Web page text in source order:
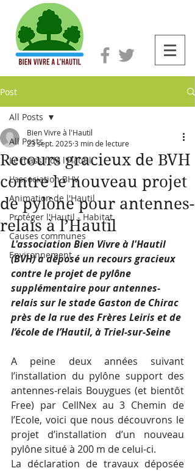
Post
All Posts
Le massif de l'Hautil
L'association BHV
Animation de l'Hautil
Protéger l'Hautil - Habitat
Causes communes
Environnement
All Posts
Recours gracieux de BVH
contre le nouveau projet
de pylône pour antennes-
relais à l’Hautil
Bien Vivre à l'Hautil
23 sept. 20253 min de lecture
L'association Bien Vivre à l'Hautil
(BVH) a déposé un recours gracieux
contre le projet de pylône
supplémentaire pour antennes-
relais sur le stade Gaston de Chirac
près de la rue des Frères Leiris et de
l’école de l’Hautil, à Triel-sur-Seine
A peine deux années suivant
l’installation du pylône support des
antennes-relais Bouygues (et bientôt
Free) par CellNex au 3 Chemin de
l’Ecole, voici que nous découvrons le
projet d’installation d’un nouveau
pylône situé à 200 m de celui-ci.
La déclaration de travaux déposée